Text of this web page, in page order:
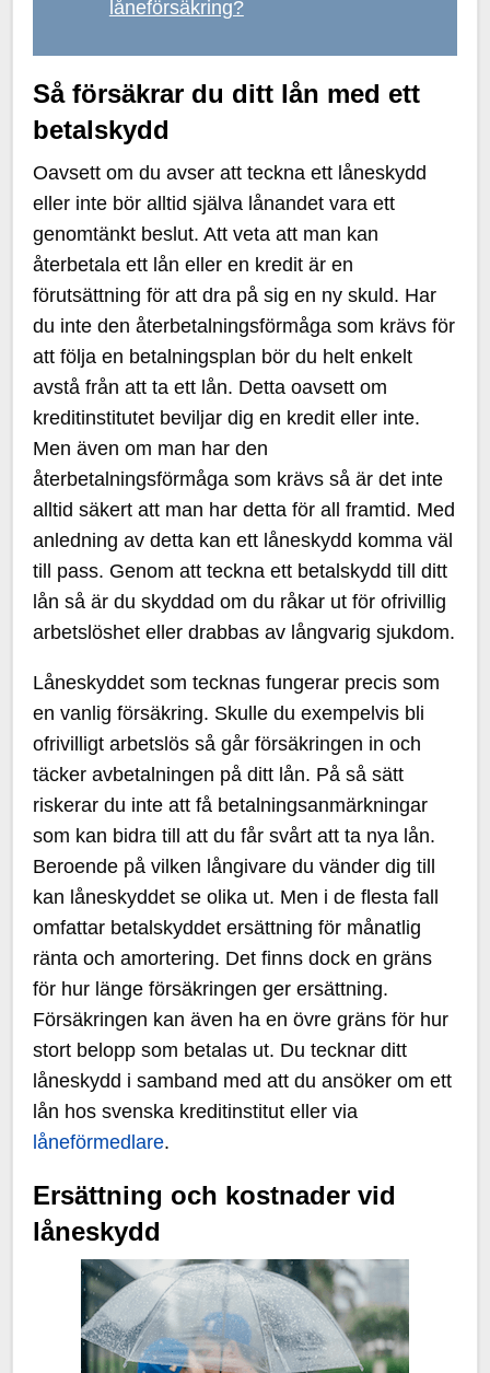
låneförsäkring?
Så försäkrar du ditt lån med ett
betalskydd
Oavsett om du avser att teckna ett låneskydd
eller inte bör alltid själva lånandet vara ett
genomtänkt beslut. Att veta att man kan
återbetala ett lån eller en kredit är en
förutsättning för att dra på sig en ny skuld. Har
du inte den återbetalningsförmåga som krävs för
att följa en betalningsplan bör du helt enkelt
avstå från att ta ett lån. Detta oavsett om
kreditinstitutet beviljar dig en kredit eller inte.
Men även om man har den
återbetalningsförmåga som krävs så är det inte
alltid säkert att man har detta för all framtid. Med
anledning av detta kan ett låneskydd komma väl
till pass. Genom att teckna ett betalskydd till ditt
lån så är du skyddad om du råkar ut för ofrivillig
arbetslöshet eller drabbas av långvarig sjukdom.
Låneskyddet som tecknas fungerar precis som
en vanlig försäkring. Skulle du exempelvis bli
ofrivilligt arbetslös så går försäkringen in och
täcker avbetalningen på ditt lån. På så sätt
riskerar du inte att få betalningsanmärkningar
som kan bidra till att du får svårt att ta nya lån.
Beroende på vilken långivare du vänder dig till
kan låneskyddet se olika ut. Men i de flesta fall
omfattar betalskyddet ersättning för månatlig
ränta och amortering. Det finns dock en gräns
för hur länge försäkringen ger ersättning.
Försäkringen kan även ha en övre gräns för hur
stort belopp som betalas ut. Du tecknar ditt
låneskydd i samband med att du ansöker om ett
lån hos svenska kreditinstitut eller via
låneförmedlare.
Ersättning och kostnader vid
låneskydd